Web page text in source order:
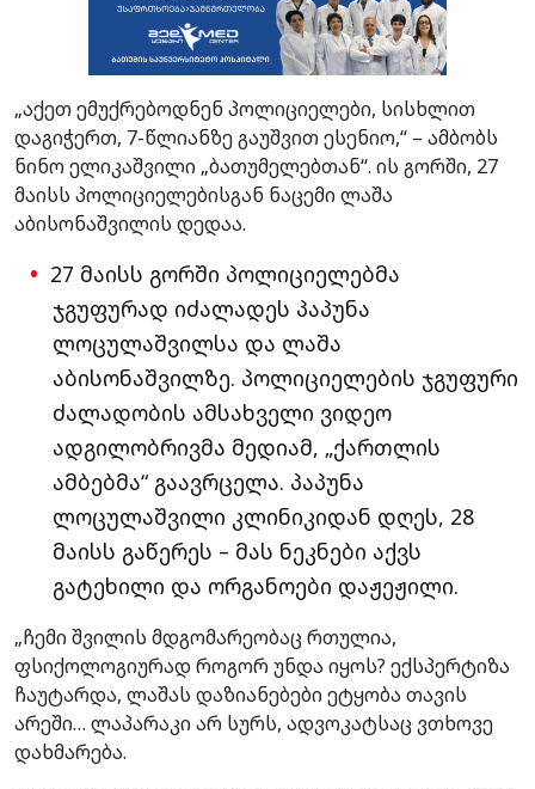
„აქეთ ემუქრებოდნენ პოლიციელები, სისხლით
დაგიჭერთ, 7-წლიანზე გაუშვით ესენიო,“ – ამბობს
ნინო ელიკაშვილი „ბათუმელებთან“. ის გორში, 27
მაისს პოლიციელებისგან ნაცემი ლაშა
აბისონაშვილის დედაა.
27 მაისს გორში პოლიციელებმა
ჯგუფურად იძალადეს პაპუნა
ლოცულაშვილსა და ლაშა
აბისონაშვილზე. პოლიციელების ჯგუფური
ძალადობის ამსახველი ვიდეო
ადგილობრივმა მედიამ, „ქართლის
ამბებმა“ გაავრცელა. პაპუნა
ლოცულაშვილი კლინიკიდან დღეს, 28
მაისს გაწერეს – მას ნეკნები აქვს
გატეხილი და ორგანოები დაჟეჟილი.
„ჩემი შვილის მდგომარეობაც რთულია,
ფსიქოლოგიურად როგორ უნდა იყოს? ექსპერტიზა
ჩაუტარდა, ლაშას დაზიანებები ეტყობა თავის
არეში… ლაპარაკი არ სურს, ადვოკატსაც ვთხოვე
დახმარება.